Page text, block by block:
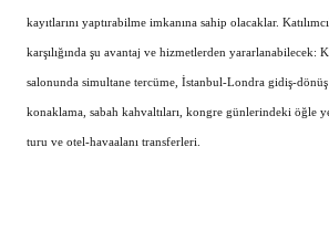
kayıtlarını yaptırabilme imkanına sahip olacaklar.
karşılığında şu avantaj ve hizmetlerden yararlanabilecek:
salonunda simultane tercüme, İstanbul-Londra gidiş-
konaklama, sabah kahvaltıları, kongre günlerindeki öğle
turu ve otel-havaalanı transferleri.